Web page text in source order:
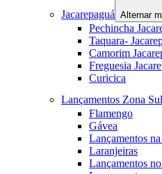
Jacarepaguá Alternar
Pechincha
Taquara-
Camorim
Freguesia
Curicica
Lançamentos Zona Sul
Flamengo
Gávea
Lançamentos
Laranjeiras
Lançamentos